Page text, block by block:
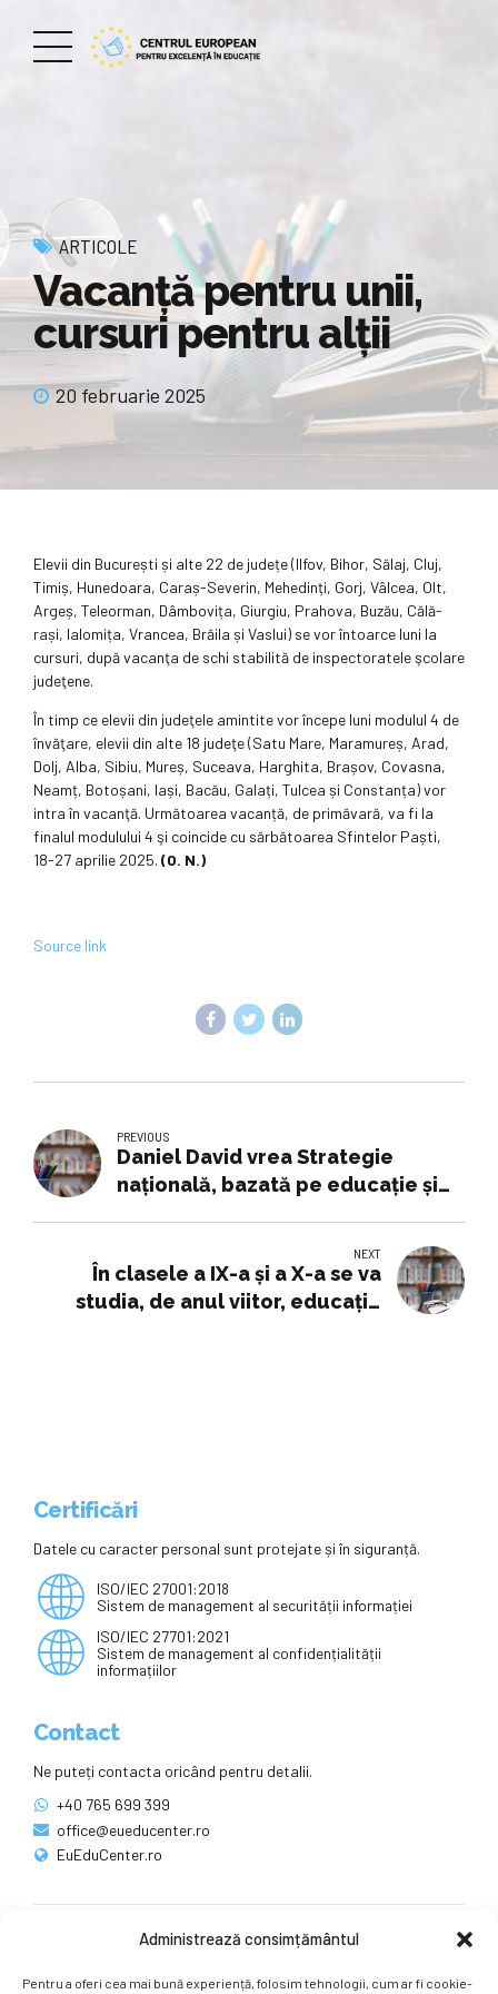
Administrează consimțământul
Pentru a oferi cea mai bună experiență, folosim tehnologii, cum ar fi cookie-
ARTICOLE
Vacanţă pentru unii,
cursuri pentru alţii
20 februarie 2025
Elevii din București și alte 22 de județe (Ilfov, Bihor, Sălaj, Cluj,
Timiș, Hunedoara, Caraș-Severin, Mehedinți, Gorj, Vâlcea, Olt,
Argeș, Teleorman, Dâmbovița, Giurgiu, Prahova, Buzău, Călă­
rași, Ialomița, Vrancea, Brăila și Vaslui) se vor întoarce luni la
cursuri, după vacanţa de schi stabilită de inspectoratele şcolare
judeţene.
În timp ce elevii din judeţele amintite vor începe luni modulul 4 de
învăţare, elevii din alte 18 judeţe (Satu Mare, Maramureș, Arad,
Dolj, Alba, Sibiu, Mureș, Suceava, Harghita, Brașov, Covasna,
Neamț, Botoșani, Iași, Bacău, Galați, Tulcea și Constanța) vor
intra în vacanţă. Următoarea vacanță, de primăvară, va fi la
finalul modulului 4 şi coincide cu sărbătoarea Sfintelor Paști,
18-27 aprilie 2025. (O. N.)
Source link
PREVIOUS
Daniel David vrea Strategie
națională, bazată pe educație și
natalitățiiDaniel David vrea
Strategie națională, bazată pe
NEXT
În clasele a IX-a și a X-a se va
studia, de anul viitor, educație
Certificări
Datele cu caracter personal sunt protejate și în siguranță.
ISO/IEC 27001:2018
Sistem de management al securității informației
ISO/IEC 27701:2021
Sistem de management al confidențialității
informațiilor
Contact
Ne puteți contacta oricând pentru detalii.
+40 765 699 399
office@eueducenter.ro
EuEduCenter.ro